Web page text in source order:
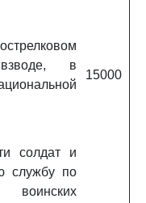
взводе, в
15000
солдат и
службу по
воинских